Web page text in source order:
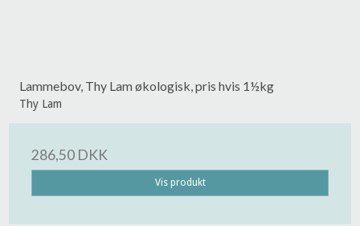
Lammebov, Thy Lam økologisk, pris hvis 1½kg
Thy Lam
286,50 DKK
Vis produkt